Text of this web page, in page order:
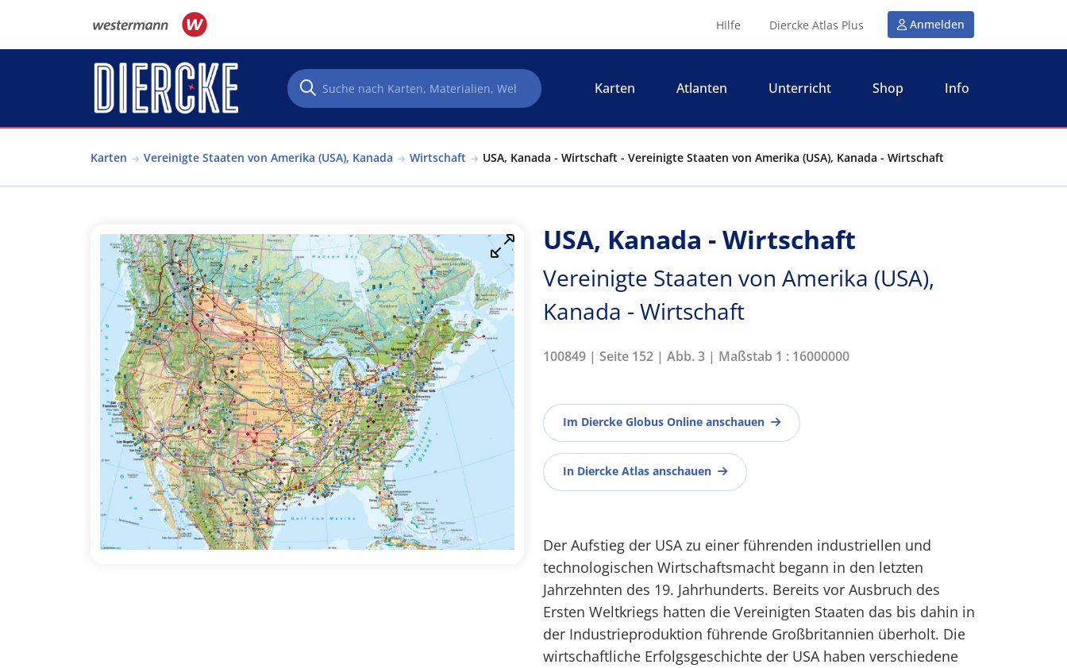
Hilfe Diercke Atlas Plus Anmelden
Karten Atlanten Unterricht Shop Info
Karten Vereinigte Staaten von Amerika (USA), Kanada Wirtschaft USA, Kanada - Wirtschaft - Vereinigte Staaten von Amerika (USA), Kanada - Wirtschaft
USA, Kanada - Wirtschaft
Vereinigte Staaten von Amerika (USA),
Kanada - Wirtschaft
100849 | Seite 152 | Abb. 3 | Maßstab 1 : 16000000
Im Diercke Globus Online anschauen
In Diercke Atlas anschauen
Der Aufstieg der USA zu einer führenden industriellen und
technologischen Wirtschaftsmacht begann in den letzten
Jahrzehnten des 19. Jahrhunderts. Bereits vor Ausbruch des
Ersten Weltkriegs hatten die Vereinigten Staaten das bis dahin in
der Industrieproduktion führende Großbritannien überholt. Die
wirtschaftliche Erfolgsgeschichte der USA haben verschiedene